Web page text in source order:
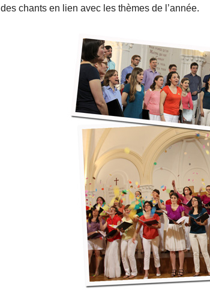
des chants en lien avec les thèmes de l’année.